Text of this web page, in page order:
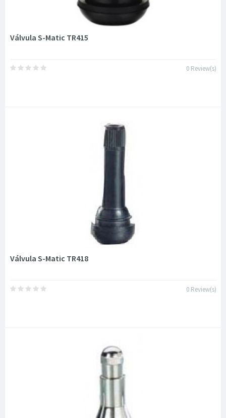
Válvula S-Matic TR415
0 Review(s)
Válvula S-Matic TR418
0 Review(s)